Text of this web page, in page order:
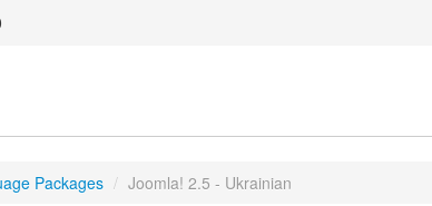
Packages / Joomla! 2.5 - Ukrainian